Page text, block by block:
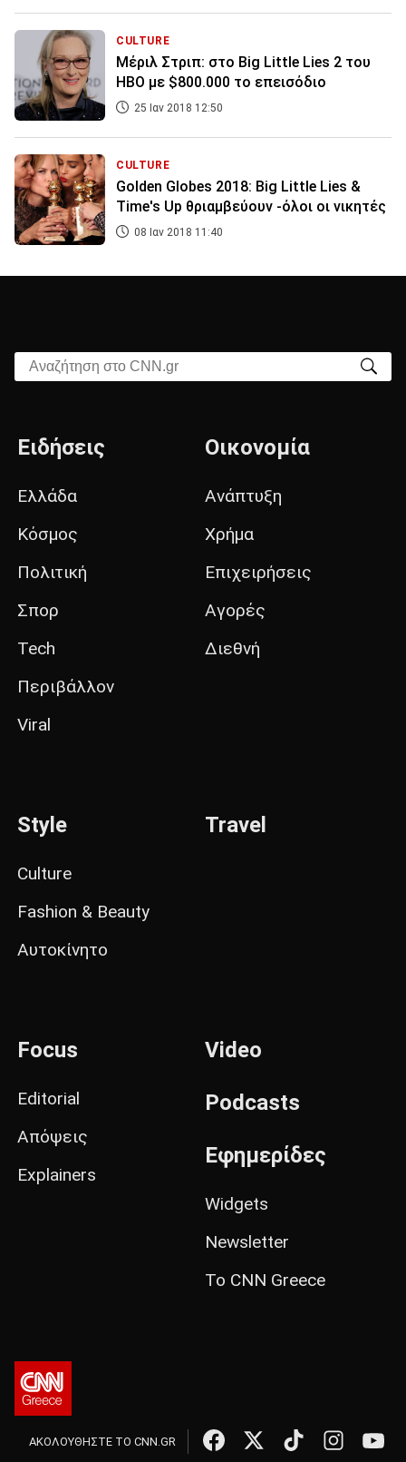
CULTURE
Mέριλ Στριπ: στο Big Little Lies 2 του
ΗΒΟ με $800.000 το επεισόδιο
25 Ιαν 2018 12:50
CULTURE
Golden Globes 2018: Big Little Lies &
Τime's Up θριαμβεύουν -όλοι οι νικητές
08 Ιαν 2018 11:40
Αναζήτηση στο CNN.gr
Ειδήσεις
Ελλάδα
Κόσμος
Πολιτική
Σπορ
Tech
Περιβάλλον
Viral
Οικονομία
Ανάπτυξη
Χρήμα
Επιχειρήσεις
Αγορές
Διεθνή
Style
Culture
Fashion & Beauty
Αυτοκίνητο
Travel
Focus
Editorial
Απόψεις
Explainers
Video
Podcasts
Εφημερίδες
Widgets
Newsletter
Το CNN Greece
ΑΚΟΛΟΥΘΗΣΤΕ ΤΟ CNN.GR